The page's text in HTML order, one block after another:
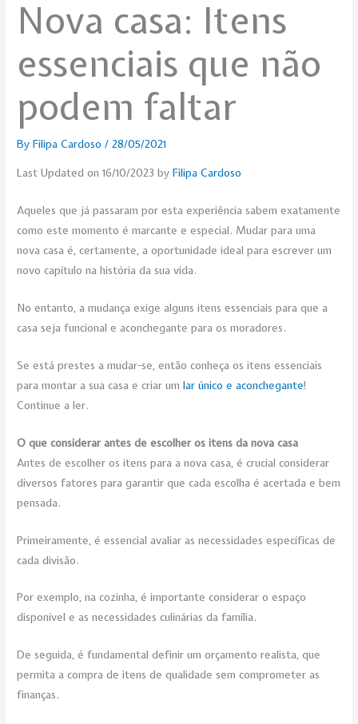
Nova casa: Itens
essenciais que não
podem faltar
ByFilipa Cardoso/28/05/2021
Last Updated on 16/10/2023 byFilipa Cardoso
Aqueles que já passaram por esta experiência sabem exatamente
como este momento é marcante e especial. Mudar para uma
nova casa é, certamente, a oportunidade ideal para escrever um
novo capítulo na história da sua vida.
No entanto, a mudança exige alguns itens essenciais para que a
casa seja funcional e aconchegante para os moradores.
Se está prestes a mudar-se, então conheça os itens essenciais
para montar a sua casa e criar umlar único e aconchegante!
Continue a ler.
O que considerar antes de escolher os itens da nova casa
Antes de escolher os itens para a nova casa, é crucial considerar
diversos fatores para garantir que cada escolha é acertada e bem
pensada.
Primeiramente, é essencial avaliar as necessidades específicas de
cada divisão.
Por exemplo, na cozinha, é importante considerar o espaço
disponível e as necessidades culinárias da família.
De seguida, é fundamental definir um orçamento realista, que
permita a compra de itens de qualidade sem comprometer as
finanças.